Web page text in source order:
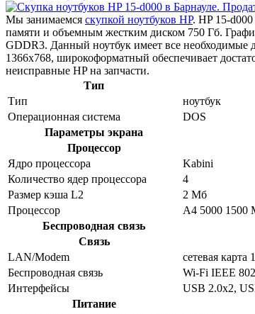
Мы занимаемся скупкой ноутбуков HP. HP 15-
памяти и объемным жестким диском 750 Гб.
GDDR3. Данный ноутбук имеет все
1366x768, широкоформатный обеспечивает
неисправные HP на запчасти.
Тип
Тип
ноутбук
Операционная система
DOS
Параметры экрана
Процессор
Ядро процессора
Kabini
Количество ядер процессора
4
Размер кэша L2
2 Мб
Процессор
A4 5000 1500
Беспроводная связь
Связь
LAN/Modem
сетевая
Беспроводная связь
Wi-Fi IEEE
Интерфейсы
USB 2.0x2,
Питание